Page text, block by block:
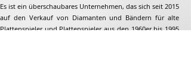
Es ist ein überschaubares Unternehmen, das sich seit 2015
auf den Verkauf von Diamanten und Bändern für alte
Plattenspieler und Plattenspieler aus den 1960er bis 1995